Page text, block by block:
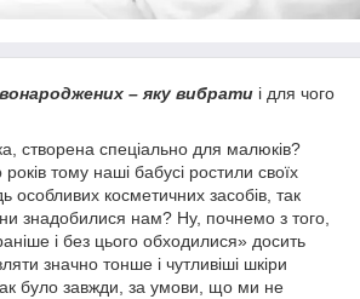
– яку вибрати і для чого
створена спеціально для малюків?
тому наші бабусі ростили своїх
особливих косметичних засобів, так
знадобилися нам? Ну, почнемо з того,
і без цього обходилися» досить
значно тонше і чутливіші шкіри
було завжди, за умови, що ми не